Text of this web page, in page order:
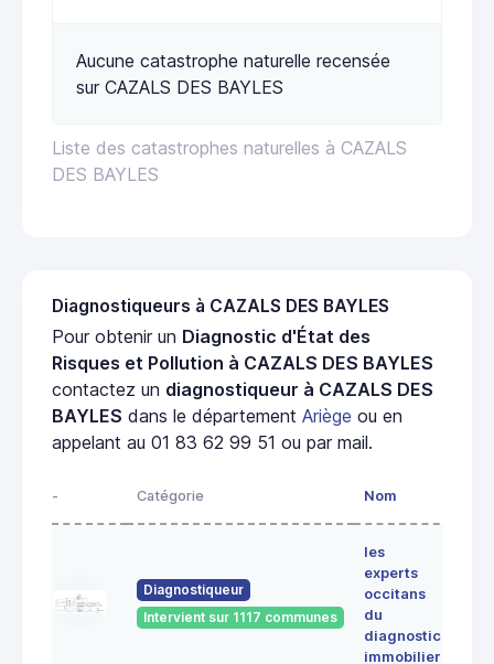
Liste des catastrophes naturelles à CAZALS
DES BAYLES
Aucune catastrophe naturelle recensée
sur CAZALS DES BAYLES
Diagnostiqueurs à CAZALS DES BAYLES
Pour obtenir un Diagnostic d'État des
Risques et Pollution à CAZALS DES BAYLES
contactez un diagnostiqueur à CAZALS DES
BAYLES dans le département Ariège ou en
appelant au 01 83 62 99 51 ou par mail.
- Catégorie Nom
Diagnostiqueur
Intervient sur 1117 communes
les
experts
occitans
du
diagnostic
immobilier